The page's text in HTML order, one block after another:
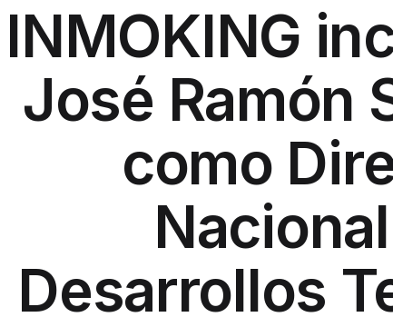
INMOKING
José Ramón
como
Desarrollos